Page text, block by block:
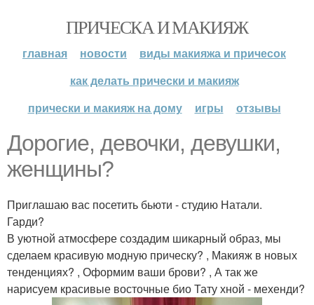
ПРИЧЕСКА И МАКИЯЖ
главная новости
виды макияжа и причесок
как делать прически и макияж
прически и макияж на дому
игры отзывы
Дорогие, девочки, девушки,
женщины?
Приглашаю вас посетить бьюти - студию Натали.
Гарди?
В уютной атмосфере создадим шикарный образ, мы
сделаем красивую модную прическу? , Макияж в новых
тенденциях? , Оформим ваши брови? , А так же
нарисуем красивые восточные био Тату хной - мехенди?